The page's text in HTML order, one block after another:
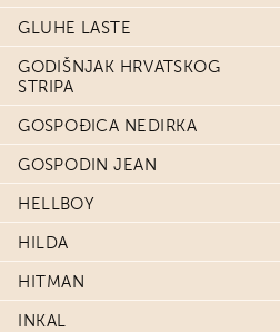
GLUHE LASTE
GODIŠNJAK HRVATSKOG
STRIPA
GOSPOĐICA NEDIRKA
GOSPODIN JEAN
HELLBOY
HILDA
HITMAN
INKAL